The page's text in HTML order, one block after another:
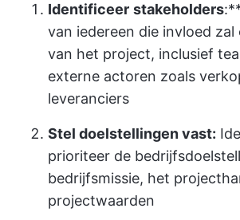
Identificeer stakeholders
van iedereen die invloed
van het project, inclusief
externe actoren zoals
leveranciers
Stel doelstellingen vast:
prioriteer de
bedrijfsmissie, het
projectwaarden